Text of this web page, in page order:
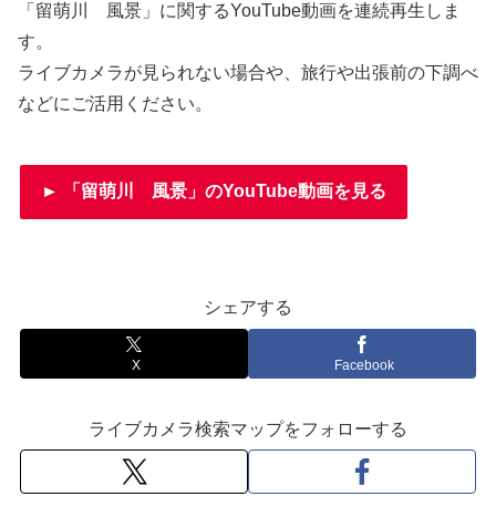
「留萌川 風景」に関するYouTube動画を連続再生しま
す。
ライブカメラが見られない場合や、旅行や出張前の下調べ
などにご活用ください。
► 「留萌川 風景」のYouTube動画を見る
シェアする
X Facebook
ライブカメラ検索マップをフォローする